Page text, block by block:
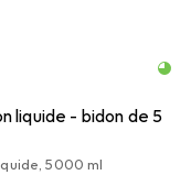
liquide - bidon de 5
5000 ml